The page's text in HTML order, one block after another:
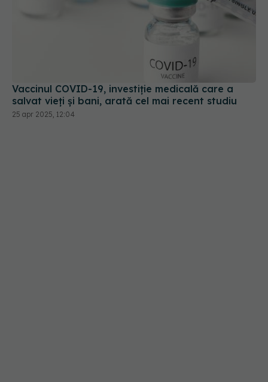
Vaccinul COVID-19, investiție medicală care a
salvat vieți și bani, arată cel mai recent studiu
25 apr 2025, 12:04